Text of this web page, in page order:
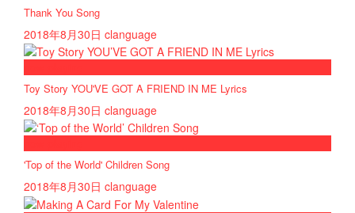
Thank You Song
2018年8月30日 clanguage
Toy Story YOU'VE GOT A FRIEND IN ME Lyrics
2018年8月30日 clanguage
'Top of the World' Children Song
2018年8月30日 clanguage